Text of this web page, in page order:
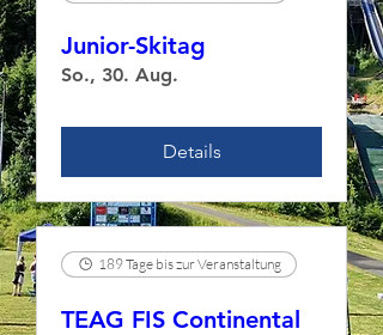
Junior-Skitag
So., 30. Aug.
Details
189 Tage bis zur Veranstaltung
TEAG FIS Continental